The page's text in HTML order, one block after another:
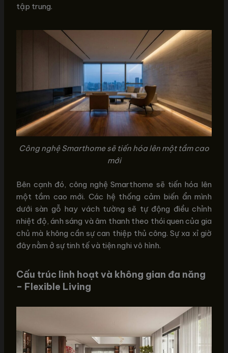
tập trung.
Công nghệ Smarthome sẽ tiến hóa lên một tầm cao
mới
Bên cạnh đó, công nghệ Smarthome sẽ tiến hóa lên
một tầm cao mới. Các hệ thống cảm biến ẩn mình
dưới sàn gỗ hay vách tường sẽ tự động điều chỉnh
nhiệt độ, ánh sáng và âm thanh theo thói quen của gia
chủ mà không cần sự can thiệp thủ công. Sự xa xỉ giờ
đây nằm ở sự tinh tế và tiện nghi vô hình.
Cấu trúc linh hoạt và không gian đa năng
– Flexible Living